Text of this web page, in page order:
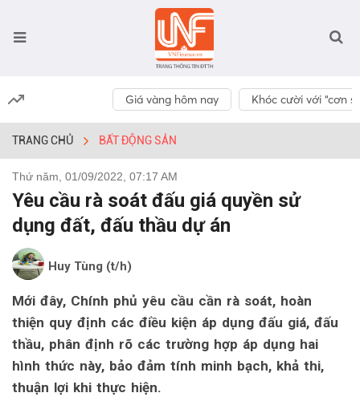
Giá vàng hôm nay Khóc cười với “cơn
TRANG CHỦ BẤT ĐỘNG SẢN
Thứ năm, 01/09/2022, 07:17 AM
Yêu cầu rà soát đấu giá quyền sử
dụng đất, đấu thầu dự án
Huy Tùng (t/h)
Mới đây, Chính phủ yêu cầu cần rà soát, hoàn
thiện quy định các điều kiện áp dụng đấu giá, đấu
thầu, phân định rõ các trường hợp áp dụng hai
hình thức này, bảo đảm tính minh bạch, khả thi,
thuận lợi khi thực hiện.